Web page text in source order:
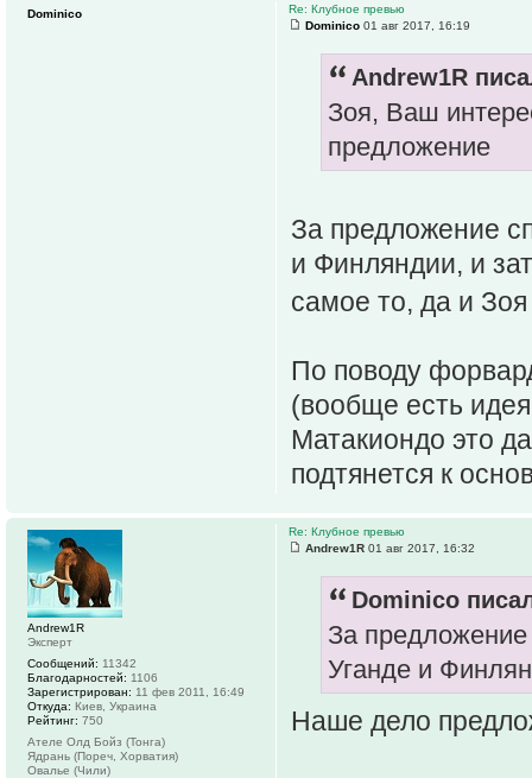
Re: Клубное превью
Dominico 01 авг 2017, 16:19
Andrew1R
Зоя, Ваш
предложение
За предложение
и Финляндии, и
самое то, да и
По поводу
(вообще есть
Матакиондо это
подтянется к
Dominico
Re: Клубное превью
Andrew1R 01 авг 2017, 16:32
Dominico
За предложение
Уганде и
Наше дело
Andrew1R
Эксперт
Сообщений: 11342
Благодарностей: 1106
Зарегистрирован: 11 фев 2011, 16:49
Откуда: Киев, Украина
Рейтинг: 750
Ателе Олд Бойз (Тонга)
Ядрань (Пореч, Хорватия)
Овалье (Чили)